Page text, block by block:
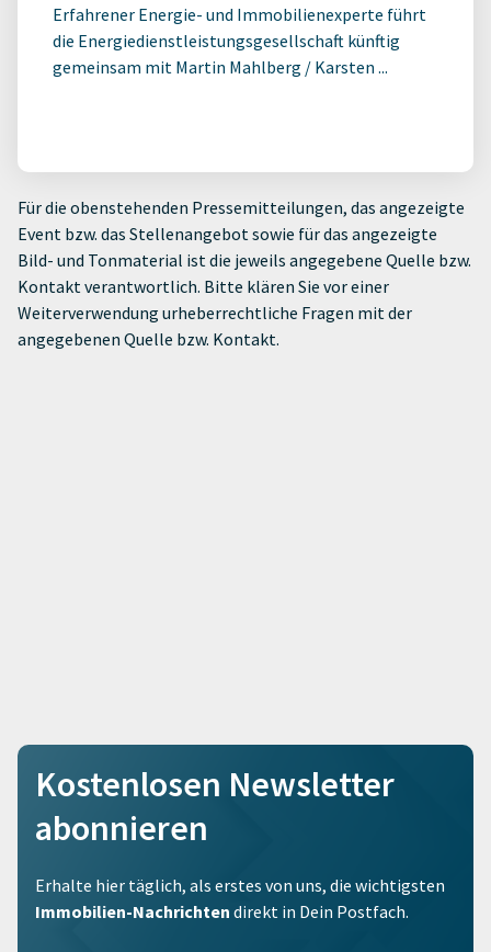
Erfahrener Energie- und Immobilienexperte führt
die Energiedienstleistungsgesellschaft künftig
gemeinsam mit Martin Mahlberg / Karsten ...
Für die obenstehenden Pressemitteilungen, das angezeigte
Event bzw. das Stellenangebot sowie für das angezeigte
Bild- und Tonmaterial ist die jeweils angegebene Quelle bzw.
Kontakt verantwortlich. Bitte klären Sie vor einer
Weiterverwendung urheberrechtliche Fragen mit der
angegebenen Quelle bzw. Kontakt.
Kostenlosen Newsletter
abonnieren
Erhalte hier täglich, als erstes von uns, die wichtigsten
Immobilien-Nachrichten direkt in Dein Postfach.